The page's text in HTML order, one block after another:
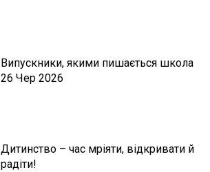
Випускники, якими пишається школа
26 Чер 2026
Дитинство – час мріяти, відкривати й
радіти!